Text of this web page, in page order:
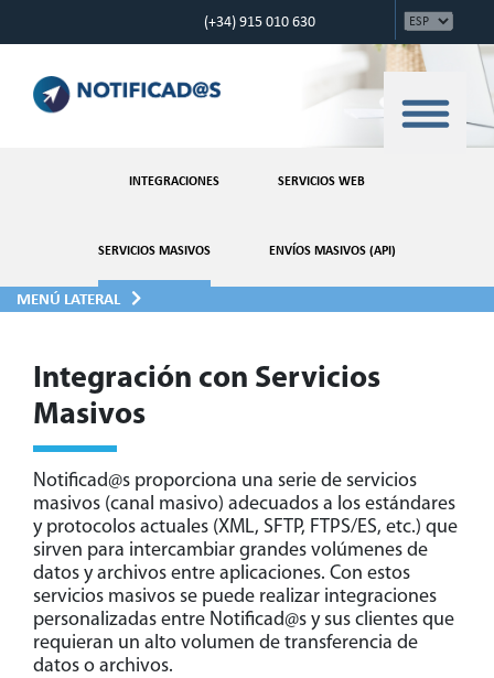
(+34) 915 010 630
INTEGRACIONES SERVICIOS WEB
SERVICIOS MASIVOS ENVÍOS MASIVOS (API)
MENÚ LATERAL
Integración con Servicios
Masivos
Notificad@s proporciona una serie de servicios
masivos (canal masivo) adecuados a los estándares
y protocolos actuales (XML, SFTP, FTPS/ES, etc.) que
sirven para intercambiar grandes volúmenes de
datos y archivos entre aplicaciones. Con estos
servicios masivos se puede realizar integraciones
personalizadas entre Notificad@s y sus clientes que
requieran un alto volumen de transferencia de
datos o archivos.